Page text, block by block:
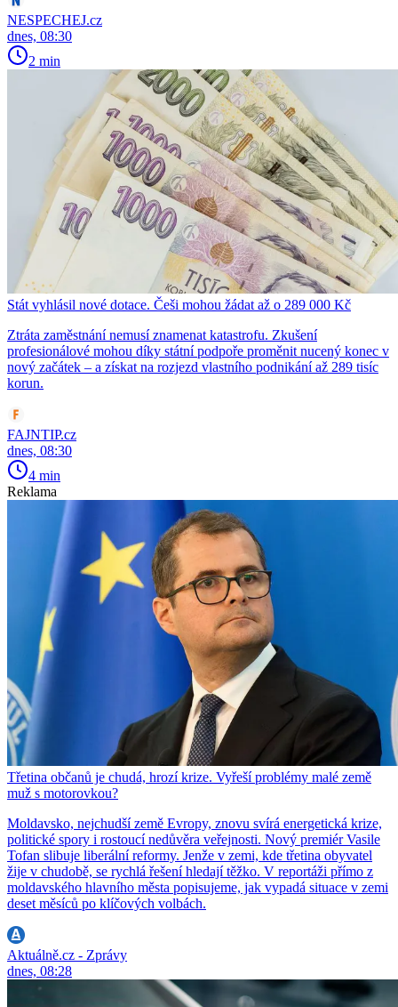
NESPECHEJ.cz
dnes, 08:30
2 min
Stát vyhlásil nové dotace. Češi mohou žádat až o 289 000 Kč
Ztráta zaměstnání nemusí znamenat katastrofu. Zkušení
profesionálové mohou díky státní podpoře proměnit nucený konec v
nový začátek – a získat na rozjezd vlastního podnikání až 289 tisíc
korun.
FAJNTIP.cz
dnes, 08:30
4 min
Reklama
Třetina občanů je chudá, hrozí krize. Vyřeší problémy malé země
muž s motorovkou?
Moldavsko, nejchudší země Evropy, znovu svírá energetická krize,
politické spory i rostoucí nedůvěra veřejnosti. Nový premiér Vasile
Tofan slibuje liberální reformy. Jenže v zemi, kde třetina obyvatel
žije v chudobě, se rychlá řešení hledají těžko. V reportáži přímo z
moldavského hlavního města popisujeme, jak vypadá situace v zemi
deset měsíců po klíčových volbách.
Aktuálně.cz - Zprávy
dnes, 08:28